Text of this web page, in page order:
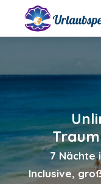
7 Nächte
Inclusive,